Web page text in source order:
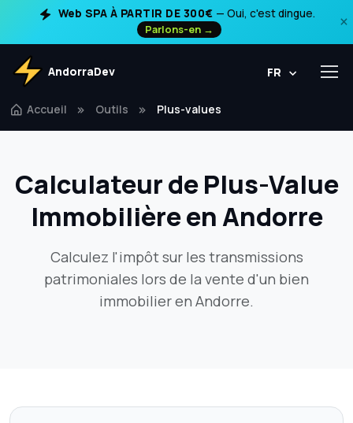
Web SPA À PARTIR DE 300€ — Oui, c'est dingue.
Parlons-en →
×
AndorraDev FR
Accueil Outils Plus-values
Calculateur de Plus-Value
Immobilière en Andorre
Calculez l'impôt sur les transmissions
patrimoniales lors de la vente d'un bien
immobilier en Andorre.